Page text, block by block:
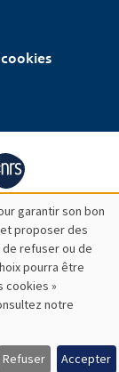
garantir son bon
proposer des
refuser ou de
pourra être
cookies »
notre
Refuser Accepter